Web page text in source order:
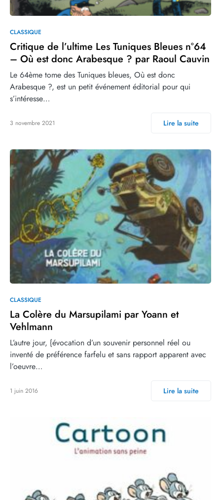
CLASSIQUE
Critique de l’ultime Les Tuniques Bleues n°64
– Où est donc Arabesque ? par Raoul Cauvin
Le 64ème tome des Tuniques bleues, Où est donc
Arabesque ?, est un petit événement éditorial pour qui
s’intéresse…
3 novembre 2021 Lire la suite
CLASSIQUE
La Colère du Marsupilami par Yoann et
Vehlmann
L’autre jour, {évocation d’un souvenir personnel réel ou
inventé de préférence farfelu et sans rapport apparent avec
l’oeuvre…
1 juin 2016 Lire la suite